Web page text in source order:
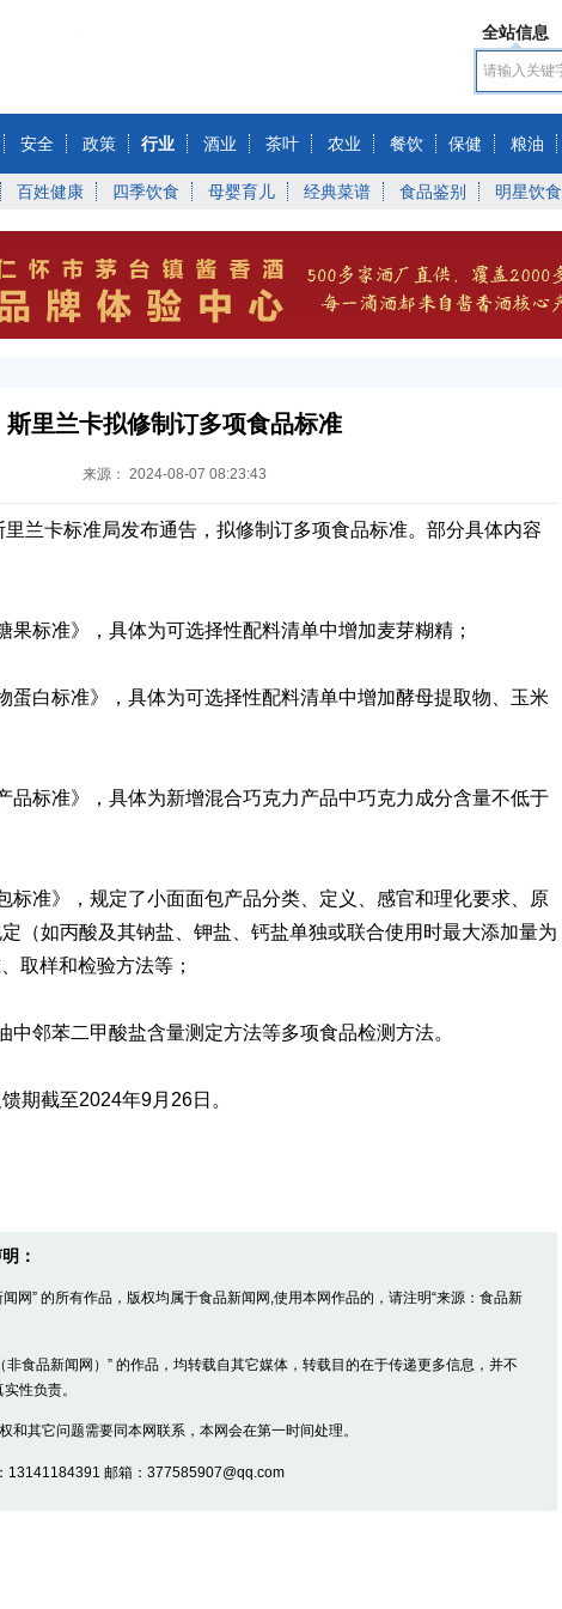
全站信息
安全 政策 行业 酒业 茶叶 农业 餐饮 保健 粮油
百姓健康 四季饮食 母婴育儿 经典菜谱 食品鉴别 明星饮食
斯里兰卡拟修制订多项食品标准
来源： 2024-08-07 08:23:43
卡标准局发布通告，拟修制订多项食品标准。部分具体内容
标准》，具体为可选择性配料清单中增加麦芽糊精；
白标准》，具体为可选择性配料清单中增加酵母提取物、玉米
标准》，具体为新增混合巧克力产品中巧克力成分含量不低于
准》，规定了小面面包产品分类、定义、感官和理化要求、原
（如丙酸及其钠盐、钾盐、钙盐单独或联合使用时最大添加量为
取样和检验方法等；
邻苯二甲酸盐含量测定方法等多项食品检测方法。
截至2024年9月26日。
：
网” 的所有作品，版权均属于食品新闻网,使用本网作品的，请注明“来源：食品新
非食品新闻网）” 的作品，均转载自其它媒体，转载目的在于传递更多信息，并不
性负责。
和其它问题需要同本网联系，本网会在第一时间处理。
13141184391 邮箱：377585907@qq.com